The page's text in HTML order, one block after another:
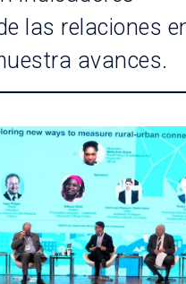
las relaciones
avances.